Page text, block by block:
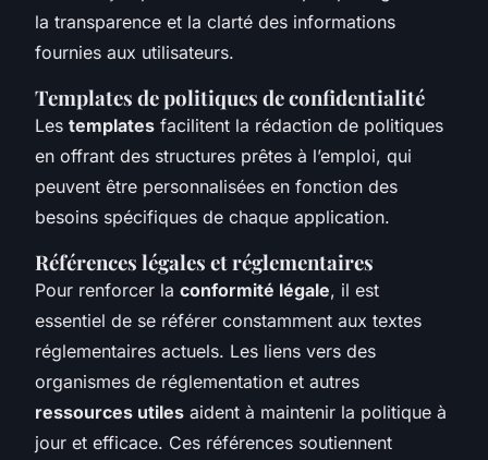
la transparence et la clarté des informations
fournies aux utilisateurs.
Templates de politiques de confidentialité
Les templates facilitent la rédaction de politiques
en offrant des structures prêtes à l’emploi, qui
peuvent être personnalisées en fonction des
besoins spécifiques de chaque application.
Références légales et réglementaires
Pour renforcer la conformité légale, il est
essentiel de se référer constamment aux textes
réglementaires actuels. Les liens vers des
organismes de réglementation et autres
ressources utiles aident à maintenir la politique à
jour et efficace. Ces références soutiennent